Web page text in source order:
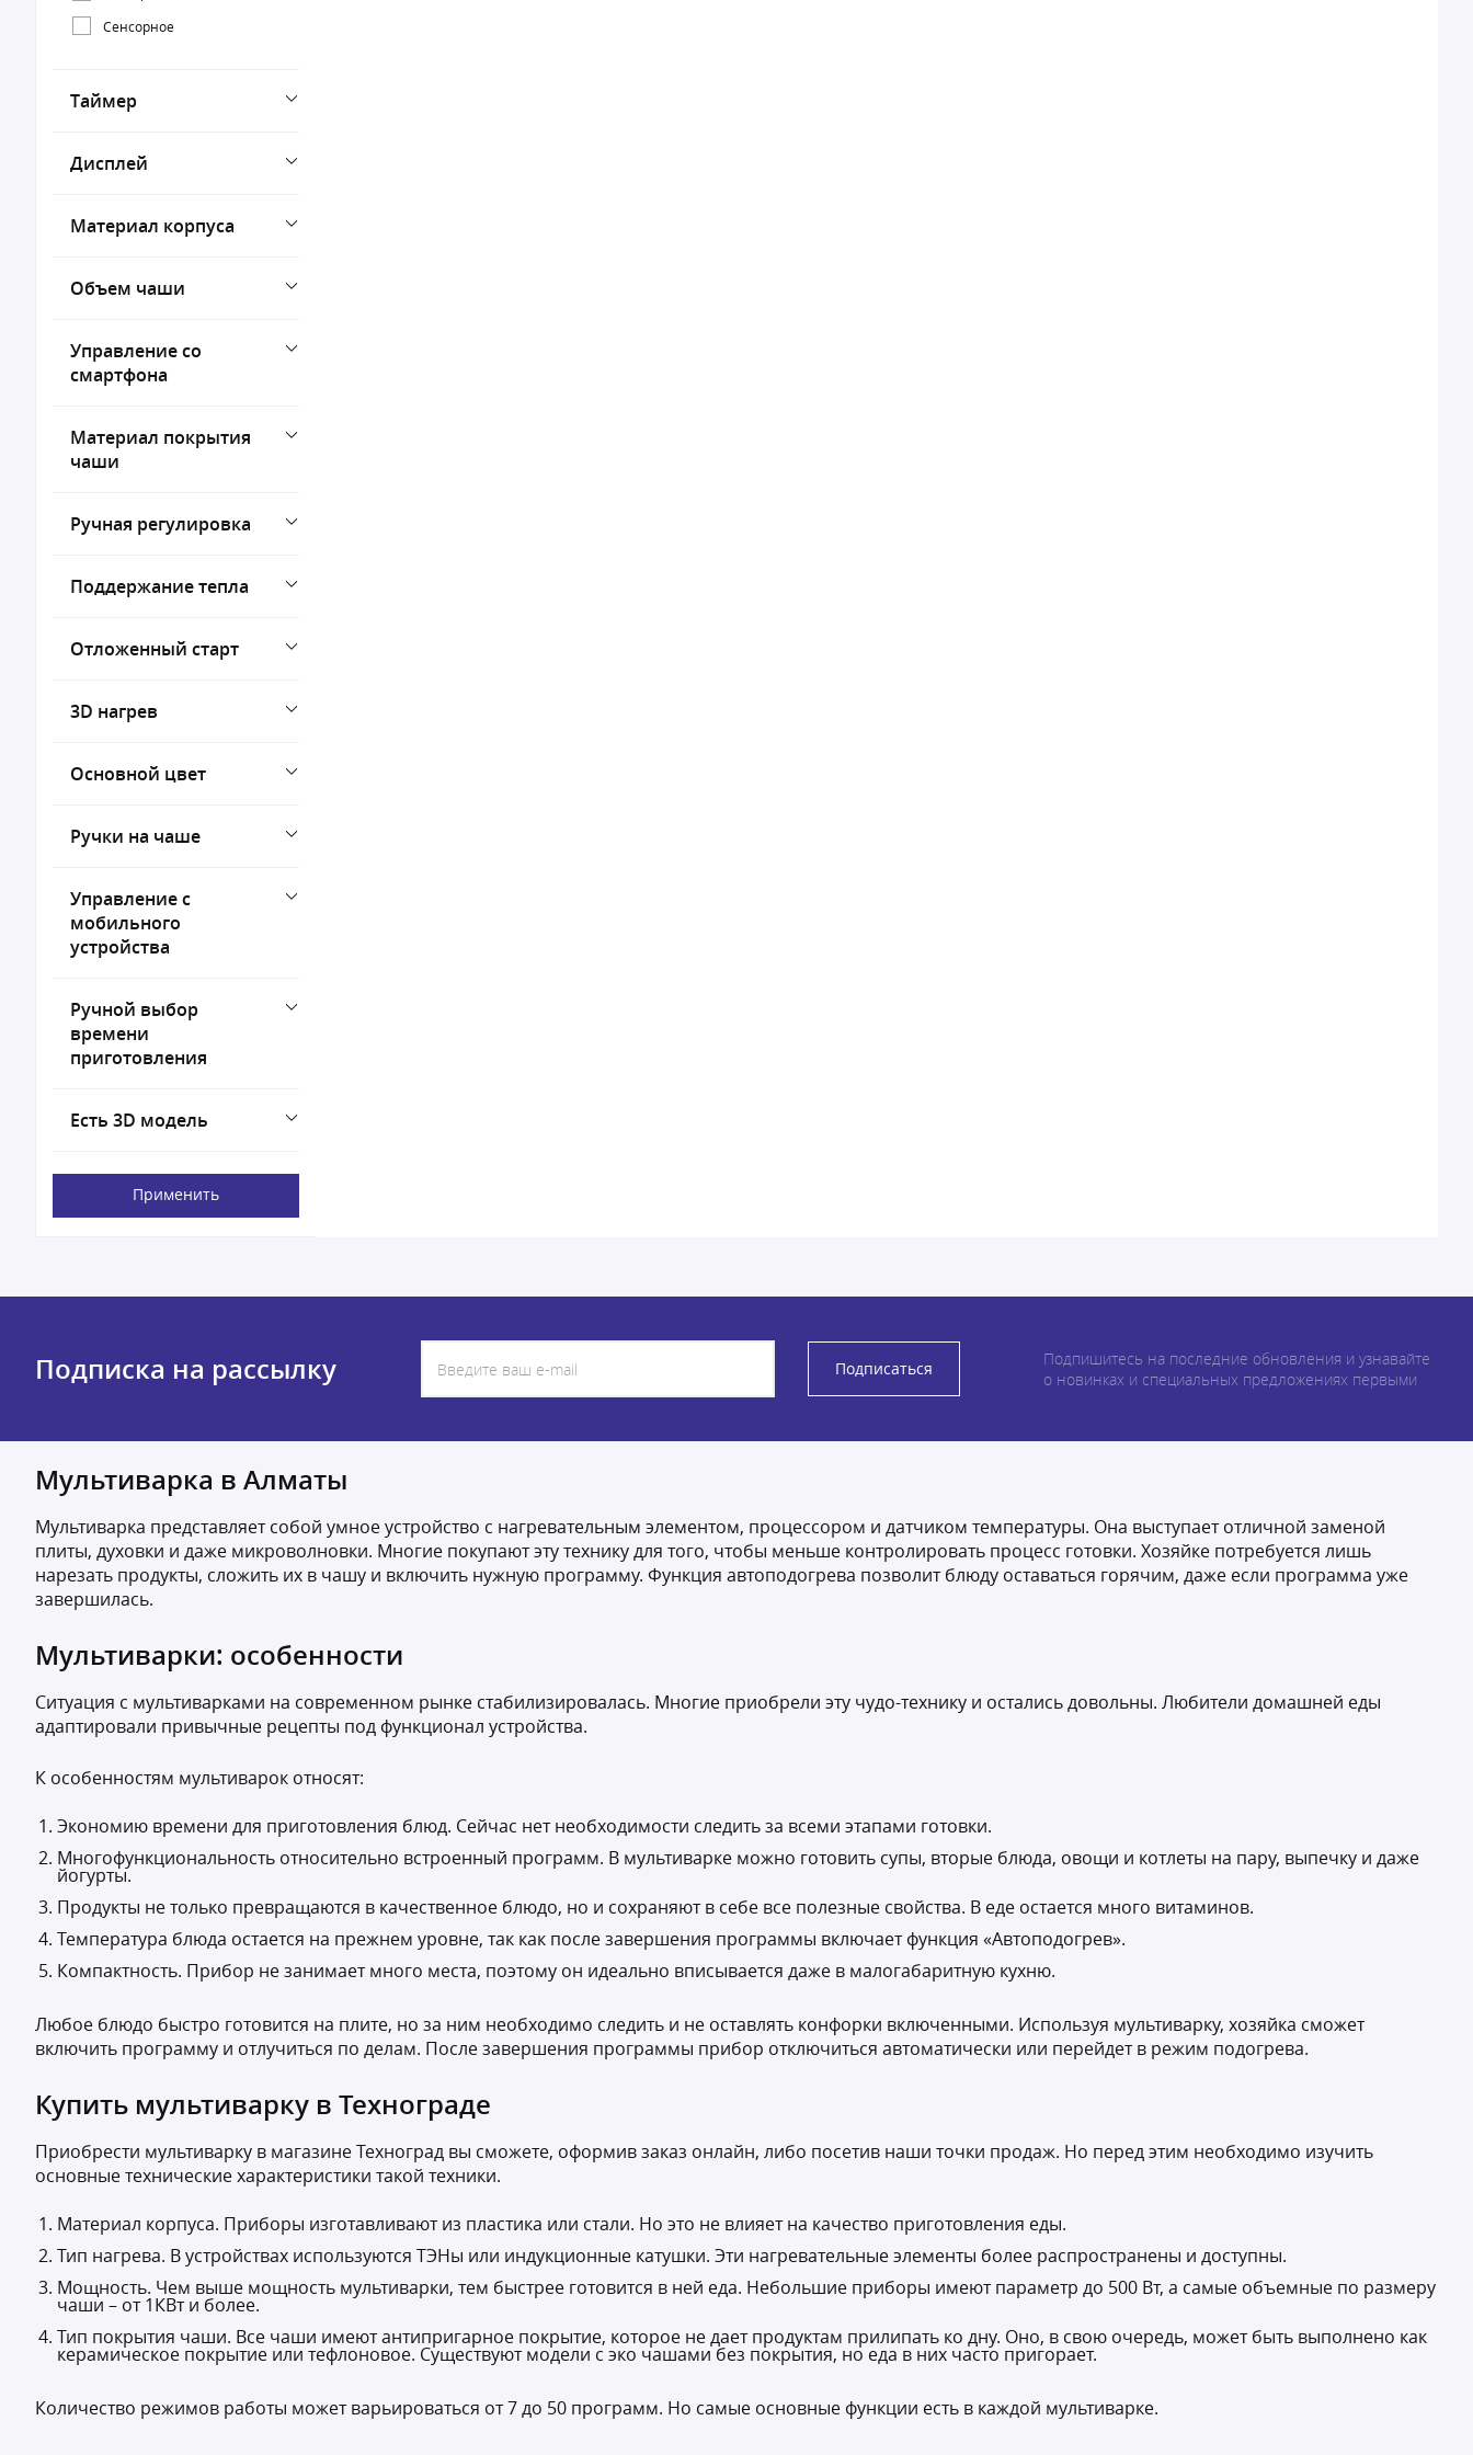
Сенсорное
Таймер
Дисплей
Материал корпуса
Объем чаши
Управление со
смартфона
Материал покрытия
чаши
Ручная регулировка
Поддержание тепла
Отложенный старт
3D нагрев
Основной цвет
Ручки на чаше
Управление с
мобильного
устройства
Ручной выбор
времени
приготовления
Есть 3D модель
Применить
Подписка на рассылку Подписаться
Подпишитесь на последние обновления и узнавайте
о новинках и специальных предложениях первыми
Мультиварка в Алматы
Мультиварка представляет собой умное устройство с нагревательным элементом, процессором и датчиком температуры. Она выступает отличной заменой
плиты, духовки и даже микроволновки. Многие покупают эту технику для того, чтобы меньше контролировать процесс готовки. Хозяйке потребуется лишь
нарезать продукты, сложить их в чашу и включить нужную программу. Функция автоподогрева позволит блюду оставаться горячим, даже если программа уже
завершилась.
Мультиварки: особенности
Ситуация с мультиварками на современном рынке стабилизировалась. Многие приобрели эту чудо-технику и остались довольны. Любители домашней еды
адаптировали привычные рецепты под функционал устройства.
К особенностям мультиварок относят:
Экономию времени для приготовления блюд. Сейчас нет необходимости следить за всеми этапами готовки.
Многофункциональность относительно встроенный программ. В мультиварке можно готовить супы, вторые блюда, овощи и котлеты на пару, выпечку и даже
йогурты.
Продукты не только превращаются в качественное блюдо, но и сохраняют в себе все полезные свойства. В еде остается много витаминов.
Температура блюда остается на прежнем уровне, так как после завершения программы включает функция «Автоподогрев».
Компактность. Прибор не занимает много места, поэтому он идеально вписывается даже в малогабаритную кухню.
Любое блюдо быстро готовится на плите, но за ним необходимо следить и не оставлять конфорки включенными. Используя мультиварку, хозяйка сможет
включить программу и отлучиться по делам. После завершения программы прибор отключиться автоматически или перейдет в режим подогрева.
Купить мультиварку в Технограде
Приобрести мультиварку в магазине Техноград вы сможете, оформив заказ онлайн, либо посетив наши точки продаж. Но перед этим необходимо изучить
основные технические характеристики такой техники.
Материал корпуса. Приборы изготавливают из пластика или стали. Но это не влияет на качество приготовления еды.
Тип нагрева. В устройствах используются ТЭНы или индукционные катушки. Эти нагревательные элементы более распространены и доступны.
Мощность. Чем выше мощность мультиварки, тем быстрее готовится в ней еда. Небольшие приборы имеют параметр до 500 Вт, а самые объемные по размеру
чаши – от 1КВт и более.
Тип покрытия чаши. Все чаши имеют антипригарное покрытие, которое не дает продуктам прилипать ко дну. Оно, в свою очередь, может быть выполнено как
керамическое покрытие или тефлоновое. Существуют модели с эко чашами без покрытия, но еда в них часто пригорает.
Количество режимов работы может варьироваться от 7 до 50 программ. Но самые основные функции есть в каждой мультиварке.